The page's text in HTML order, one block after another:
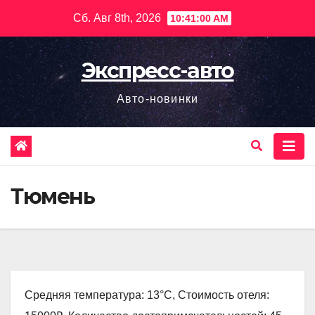
содержимому
Сб. Авг 8th, 2026 10:41:01 AM
Экспресс-авто
Авто-новинки
Тюмень
Средняя температура: 13°C, Стоимость отеля: